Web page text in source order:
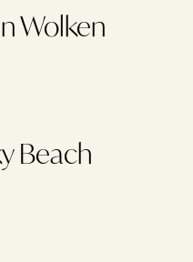
Wolken
Beach